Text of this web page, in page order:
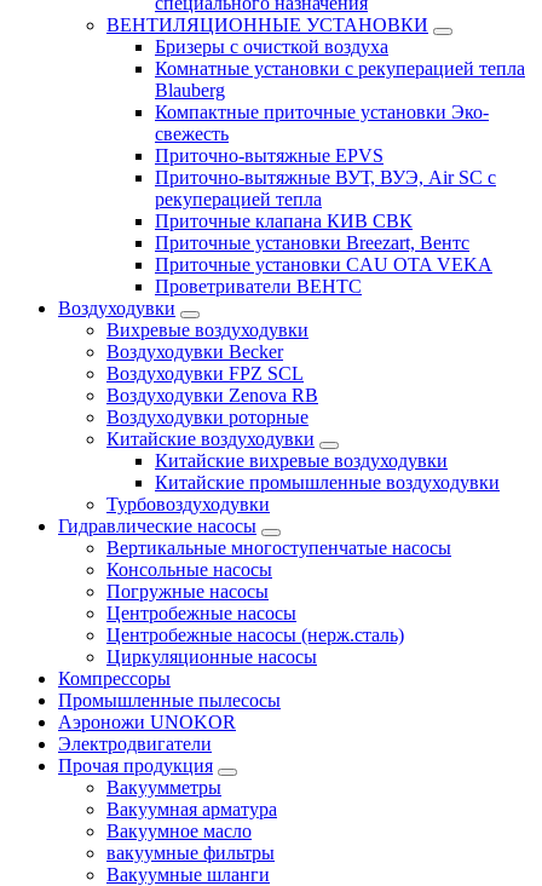
ВЕНТИЛЯЦИОННЫЕ УСТАНОВКИ
Бризеры с очисткой воздуха
Комнатные установки с рекуперацией тепла
Blauberg
Компактные приточные установки Эко-
свежесть
Приточно-вытяжные EPVS
Приточно-вытяжные ВУТ, ВУЭ, Air SC с
рекуперацией тепла
Приточные клапана КИВ СВК
Приточные установки Breezart, Вентс
Приточные установки CAU OTA VEKA
Проветриватели ВЕНТС
Воздуходувки
Вихревые воздуходувки
Воздуходувки Becker
Воздуходувки FPZ SCL
Воздуходувки Zenova RB
Воздуходувки роторные
Китайские воздуходувки
Китайские вихревые воздуходувки
Китайские промышленные воздуходувки
Турбовоздуходувки
Гидравлические насосы
Вертикальные многоступенчатые насосы
Консольные насосы
Погружные насосы
Центробежные насосы
Центробежные насосы (нерж.сталь)
Циркуляционные насосы
Компрессоры
Промышленные пылесосы
Аэроножи UNOKOR
Электродвигатели
Прочая продукция
Вакуумметры
Вакуумная арматура
Вакуумное масло
вакуумные фильтры
Вакуумные шланги